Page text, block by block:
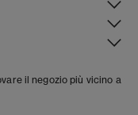
il negozio più vicino a